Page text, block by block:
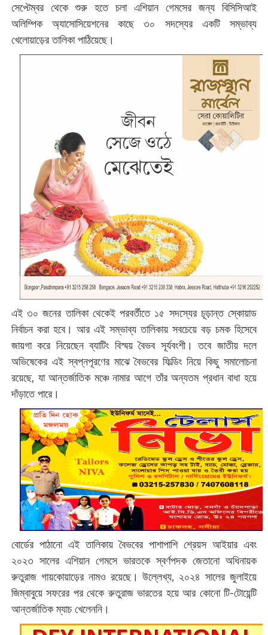
সেপ্টেম্বর থেকে শুরু হতে চলা এশিয়ান গেমসের জন্য বিসিসিআই
অলিম্পিক অ্যাসোসিয়েশনের কাছে ৩০ সদস্যের একটি সম্ভাব্য
খেলোয়াড়ের তালিকা পাঠিয়েছে।
এই ৩০ জনের তালিকা থেকেই পরবর্তীতে ১৫ সদস্যের চূড়ান্ত স্কোয়াড
নির্বাচন করা হবে। আর এই সম্ভাব্য তালিকায় সবচেয়ে বড় চমক হিসেবে
জায়গা করে নিয়েছেন ব্যাটিং বিস্ময় বৈভব সূর্যবংশী। তবে জাতীয় দলে
অভিষেকের এই স্বপ্নপূরণের মাঝে বৈভবের ফিল্ডিং নিয়ে কিছু সমালোচনা
রয়েছে, যা আন্তর্জাতিক মঞ্চে নামার আগে তাঁর অন্যতম প্রধান বাধা হয়ে
দাঁড়াতে পারে।
বোর্ডের পাঠানো এই তালিকায় বৈভবের পাশাপাশি শ্রেয়স আইয়ার এবং
২০২৩ সালের এশিয়ান গেমসে ভারতকে স্বর্ণপদক জেতানো অধিনায়ক
রুতুরাজ গায়কোয়াড়ের নামও রয়েছে। উল্লেখ্য, ২০২৪ সালের জুলাইয়ে
জিম্বাবুয়ে সফরের পর থেকে রুতুরাজ ভারতের হয়ে আর কোনো টি-টোয়েন্টি
আন্তর্জাতিক ম্যাচ খেলেননি।